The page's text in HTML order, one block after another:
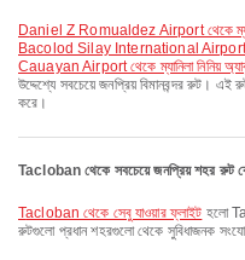
Daniel Z Romualdez Airport থেকে
Bacolod Silay International Airport থেকে
Cauayan Airport থেকে ম্যানিলা নিনিয়
উদ্দেশ্যে সবচেয়ে জনপ্রিয় বিমানবন্দর রুট।
করে।
Tacloban থেকে সবচেয়ে জনপ্রিয় শহর রুট
Tacloban থেকে সেবু যাওয়ার ফ্লাইট হলো
রুটগুলো প্রধান শহরগুলো থেকে সুবিধাজনক